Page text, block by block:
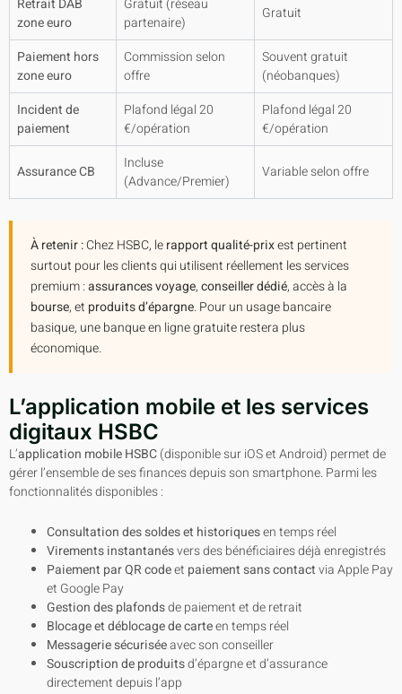
Retrait DAB
zone euro
Gratuit (réseau
partenaire)
Gratuit
Paiement hors
zone euro
Commission selon
offre
Souvent gratuit
(néobanques)
Incident de
paiement
Plafond légal 20
€/opération
Plafond légal 20
€/opération
Assurance CB
Incluse
(Advance/Premier)
Variable selon offre
À retenir :Chez HSBC, lerapport qualité-prixest pertinent
surtout pour les clients qui utilisent réellement les services
premium :assurances voyage,conseiller dédié, accès à la
bourse, et produits d’épargne. Pour un usage bancaire
basique, une banque en ligne gratuite restera plus
économique.
L’application mobile et les services
digitaux HSBC
L’application mobile HSBC(disponible sur iOS et Android) permet de
gérer l’ensemble de ses finances depuis son smartphone. Parmi les
fonctionnalités disponibles :
Consultation des soldes et historiquesen temps réel
Virements instantanésvers des bénéficiaires déjà enregistrés
Paiement par QR codeet paiement sans contactvia Apple Pay
et Google Pay
Gestion des plafondsde paiement et de retrait
Blocage et déblocage de carteen temps réel
Messagerie sécuriséeavec son conseiller
Souscription de produitsd’épargne et d’assurance
directement depuis l’app